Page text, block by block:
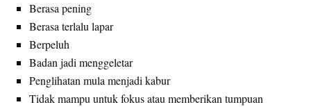
Berasa pening
Berasa terlalu lapar
Berpeluh
Badan jadi menggeletar
Penglihatan mula menjadi kabur
Tidak mampu untuk fokus atau memberikan tumpuan